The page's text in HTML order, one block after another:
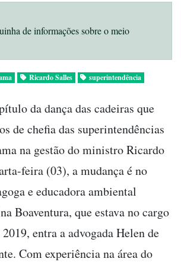
de informações sobre o meio
Ricardo Salles superintendência
da dança das cadeiras que
de chefia das superintendências
na gestão do ministro Ricardo
feira (03), a mudança é no
e educadora ambiental
Boaventura, que estava no cargo
entra a advogada Helen de
Com experiência na área do